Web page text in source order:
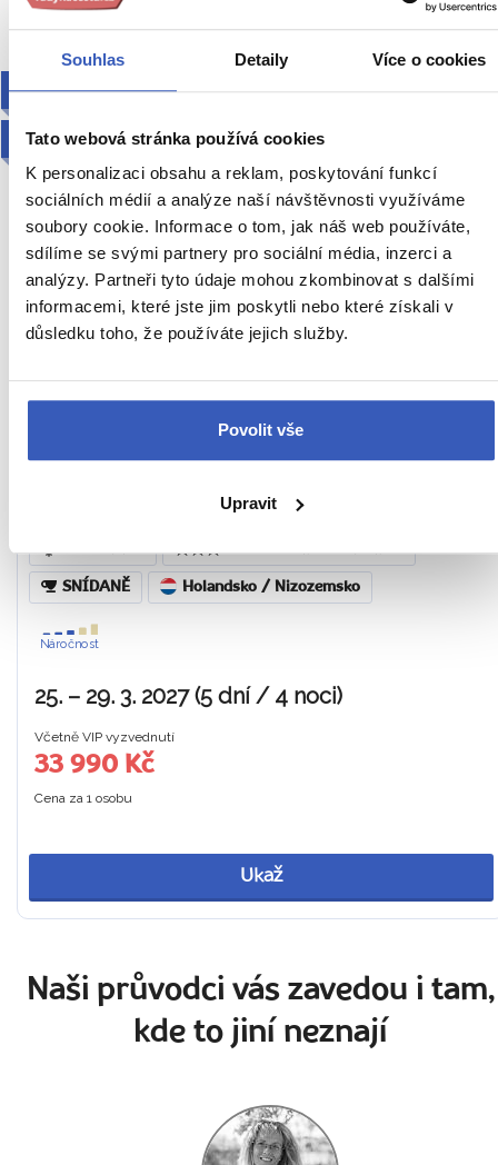
Souhlas Detaily Více o cookies
Tato webová stránka používá cookies
K personalizaci obsahu a reklam, poskytování funkcí
sociálních médií a analýze naší návštěvnosti využíváme
soubory cookie. Informace o tom, jak náš web používáte,
sdílíme se svými partnery pro sociální média, inzerci a
analýzy. Partneři tyto údaje mohou zkombinovat s dalšími
informacemi, které jste jim poskytli nebo které získali v
důsledku toho, že používáte jejich služby.
Povolit vše
Upravit
2027
VIP VYZVEDNUTÍ
Velikonoční Amsterdam +
+ SLAVNÁ MUZEA
Tipy na zážitky: Ochutnávka nizozemského
Z OSTRAVY HOTEL V AMSTERDAMU
SNÍDANĚ Holandsko / Nizozemsko
Náročnost
25. – 29. 3. 2027 (5 dní / 4 noci)
Včetně VIP vyzvednutí
33 990 Kč
Cena za 1 osobu
Ukaž
Naši průvodci vás zavedou i tam,
kde to jiní neznají